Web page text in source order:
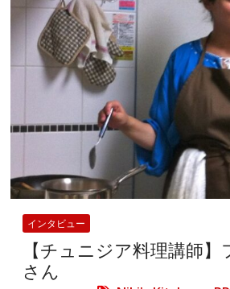
インタビュー
【チュニジア料理講師】
さん